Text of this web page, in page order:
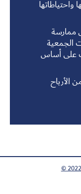
ممارسة
الجمعية
على أساس
©